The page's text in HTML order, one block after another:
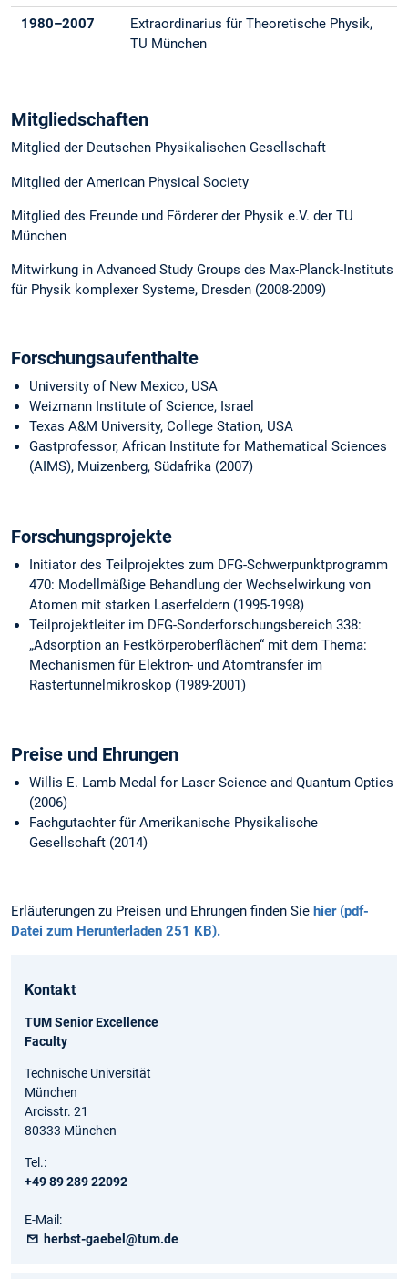
1980–2007
Extraordinarius für Theoretische Physik,
TU München
Mitgliedschaften
Mitglied der Deutschen Physikalischen Gesellschaft
Mitglied der American Physical Society
Mitglied des Freunde und Förderer der Physik e.V. der TU
München
Mitwirkung in Advanced Study Groups des Max-Planck-Instituts
für Physik komplexer Systeme, Dresden (2008-2009)
Forschungsaufenthalte
University of New Mexico, USA
Weizmann Institute of Science, Israel
Texas A&M University, College Station, USA
Gastprofessor, African Institute for Mathematical Sciences
(AIMS), Muizenberg, Südafrika (2007)
Forschungsprojekte
Initiator des Teilprojektes zum DFG-Schwerpunktprogramm
470: Modellmäßige Behandlung der Wechselwirkung von
Atomen mit starken Laserfeldern (1995-1998)
Teilprojektleiter im DFG-Sonderforschungsbereich 338:
„Adsorption an Festkörperoberflächen“ mit dem Thema:
Mechanismen für Elektron- und Atomtransfer im
Rastertunnelmikroskop (1989-2001)
Preise und Ehrungen
Willis E. Lamb Medal for Laser Science and Quantum Optics
(2006)
Fachgutachter für Amerikanische Physikalische
Gesellschaft (2014)
Erläuterungen zu Preisen und Ehrungen finden Sie hier (pdf-
Datei zum Herunterladen 251 KB).
Kontakt
TUM Senior Excellence
Faculty
Technische Universität
München
Arcisstr. 21
80333 München
Tel.:
+49 89 289 22092
E-Mail:
herbst-gaebel@tum.de